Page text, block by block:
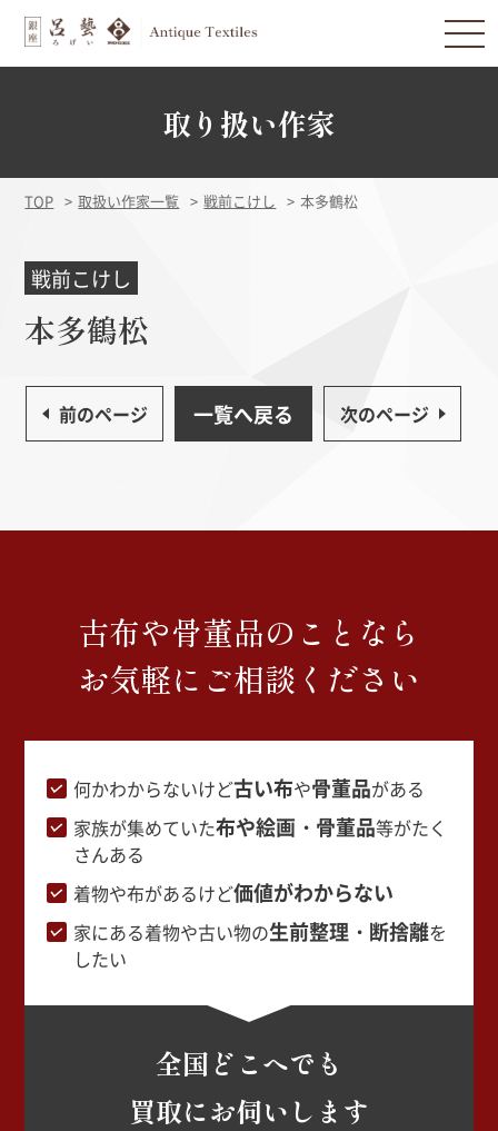
取り扱い作家
TOP 取扱い作家一覧 戦前こけし 本多鶴松
戦前こけし
本多鶴松
前のページ 一覧へ戻る 次のページ
古布や骨董品のことなら
お気軽にご相談ください
何かわからないけど古い布や骨董品がある
家族が集めていた布や絵画・骨董品等がたく
さんある
着物や布があるけど価値がわからない
家にある着物や古い物の生前整理・断捨離を
したい
全国どこへでも
買取にお伺いします